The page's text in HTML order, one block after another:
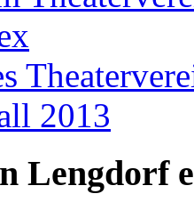
2013
Lengdorf